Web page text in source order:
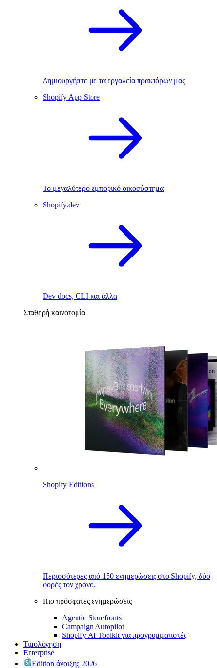
Δημιουργήστε με τα εργαλεία πρακτόρων μας
Shopify App Store
Το μεγαλύτερο εμπορικό οικοσύστημα
Shopify.dev
Dev docs, CLI και άλλα
Σταθερή καινοτομία
Shopify Editions
Περισσότερες από 150 ενημερώσεις στο Shopify, δύο
φορές τον χρόνο.
Πιο πρόσφατες ενημερώσεις
Agentic Storefronts
Campaign Autopilot
Shopify AI Toolkit για προγραμματιστές
Τιμολόγηση
Enterprise
Edition άνοιξης 2026